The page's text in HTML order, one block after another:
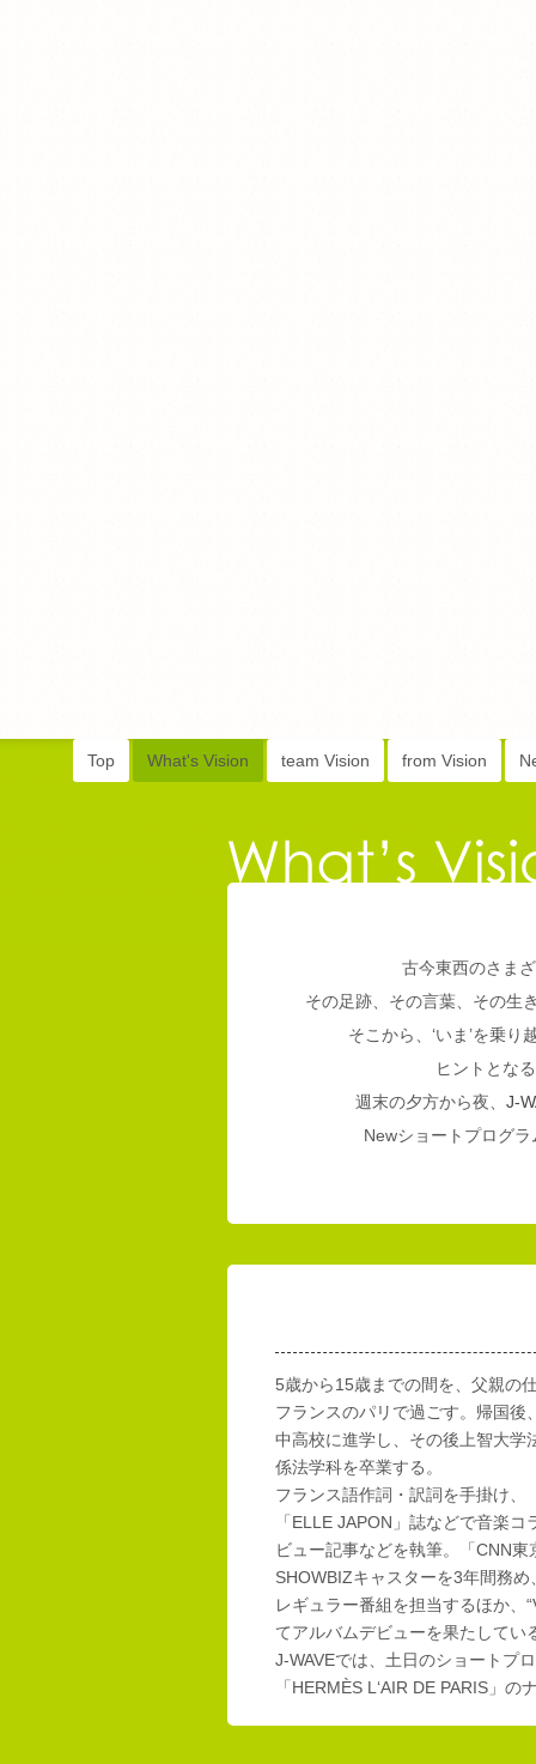
Top What's Vision team Vision from Vision
古今東西のさま
その足跡、その言葉、その生
そこから、‘いま’を乗
ヒントとな
週末の夕方から夜、 J-
Newショートプログ
5歳から15歳までの間を、父親の
フランスのパリで過ごす。帰国後
中高校に進学し、その後上智大学
係法学科を卒業する。
フランス語作詞・訳詞を手掛け、
「ELLE JAPON」誌などで音楽コ
ビュー記事などを執筆。「CNN東
SHOWBIZキャスターを3年間務め
レギュラー番組を担当するほか、
てアルバムデビューを果たしてい
J-WAVEでは、土日のショートプ
「HERMÈS L‘AIR DE PARIS」